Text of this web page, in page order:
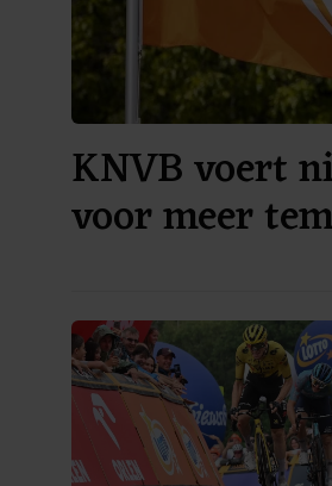
KNVB voert
voor meer